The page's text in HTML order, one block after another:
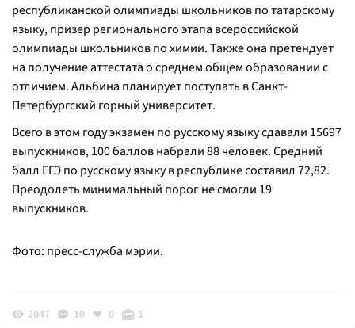
республиканской олимпиады школьников по татарскому
языку, призер регионального этапа всероссийской
олимпиады школьников по химии. Также она претендует
на получение аттестата о среднем общем образовании с
отличием. Альбина планирует поступать в Санкт-
Петербургский горный университет.
Всего в этом году экзамен по русскому языку сдавали 15697
выпускников, 100 баллов набрали 88 человек. Средний
балл ЕГЭ по русскому языку в республике составил 72,82.
Преодолеть минимальный порог не смогли 19
выпускников.
Фото: пресс-служба мэрии.
2047 10 0 1